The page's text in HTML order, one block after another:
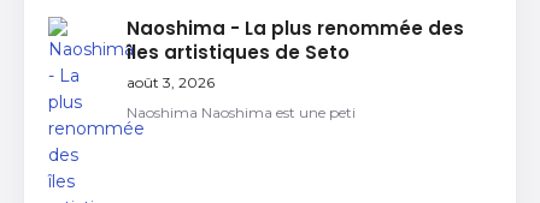
Naoshima - La plus renommée des
îles artistiques de Seto
août 3, 2026
Naoshima Naoshima est une peti